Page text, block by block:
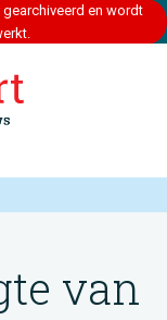
en wordt
van